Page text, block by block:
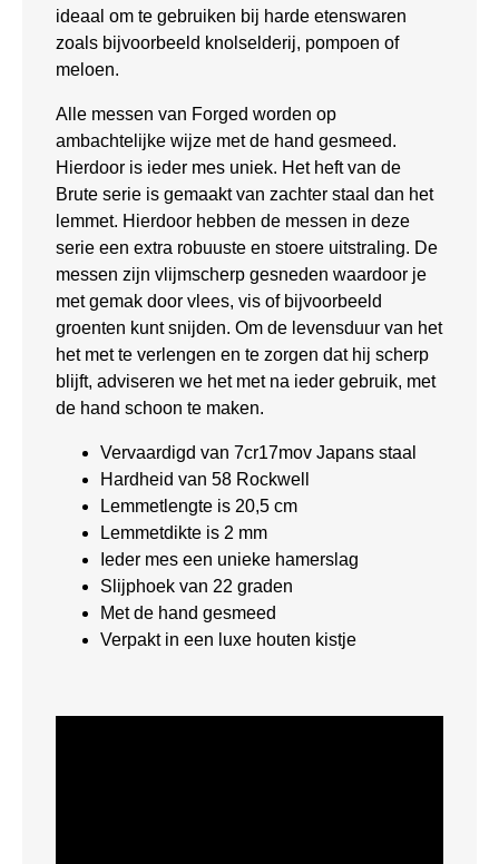
ideaal om te gebruiken bij harde etenswaren
zoals bijvoorbeeld knolselderij, pompoen of
meloen.
Alle messen van Forged worden op
ambachtelijke wijze met de hand gesmeed.
Hierdoor is ieder mes uniek. Het heft van de
Brute serie is gemaakt van zachter staal dan het
lemmet. Hierdoor hebben de messen in deze
serie een extra robuuste en stoere uitstraling. De
messen zijn vlijmscherp gesneden waardoor je
met gemak door vlees, vis of bijvoorbeeld
groenten kunt snijden. Om de levensduur van het
het met te verlengen en te zorgen dat hij scherp
blijft, adviseren we het met na ieder gebruik, met
de hand schoon te maken.
Vervaardigd van 7cr17mov Japans staal
Hardheid van 58 Rockwell
Lemmetlengte is 20,5 cm
Lemmetdikte is 2 mm
Ieder mes een unieke hamerslag
Slijphoek van 22 graden
Met de hand gesmeed
Verpakt in een luxe houten kistje